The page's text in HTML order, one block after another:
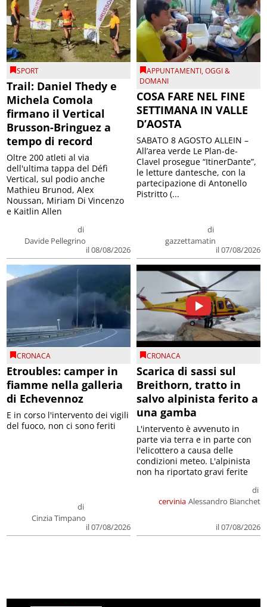
SPORT
Trail: Daniel Thedy e
Michela Comola
firmano il Vertical
Brusson-Bringuez a
tempo di record
di
Davide Pellegrino
il 08/08/2026
Oltre 200 atleti al via
dell'ultima tappa del Défì
Vertical, sul podio anche
Mathieu Brunod, Alex
Noussan, Miriam Di Vincenzo
e Kaitlin Allen
APPUNTAMENTI,OGGI &
DOMANI
COSA FARE NEL FINE
SETTIMANA IN VALLE
D’AOSTA
di
gazzettamatin
il 07/08/2026
SABATO 8 AGOSTO ALLEIN –
All’area verde Le Plan-de-
Clavel prosegue “ItinerDante”,
le letture dantesche, con la
partecipazione di Antonello
Pistritto (...
CRONACA
Etroubles: camper in
fiamme nella galleria
di Echevennoz
di
Cinzia Timpano
il 07/08/2026
E in corso l'intervento dei vigili
del fuoco, non ci sono feriti
CRONACA
Scarica di sassi sul
Breithorn, tratto in
salvo alpinista ferito a
una gamba
cervinia
di
Alessandro Bianchet
il 07/08/2026
L'intervento è avvenuto in
parte via terra e in parte con
l'elicottero a causa delle
condizioni meteo. L'alpinista
non ha riportato gravi ferite